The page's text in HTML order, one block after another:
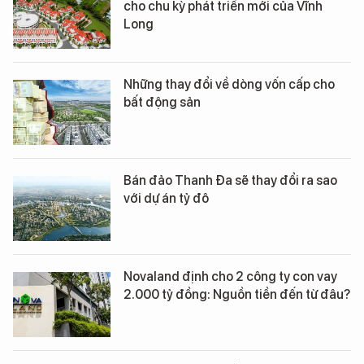
cho chu kỳ phát triển mới của Vĩnh
Long
Những thay đổi về dòng vốn cấp cho
bất động sản
Bán đảo Thanh Đa sẽ thay đổi ra sao
với dự án tỷ đô
Novaland định cho 2 công ty con vay
2.000 tỷ đồng: Nguồn tiền đến từ đâu?